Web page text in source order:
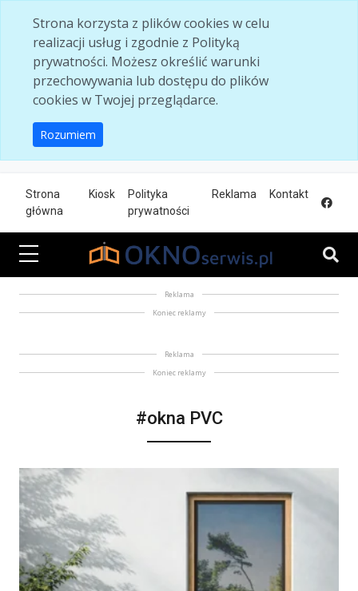
Strona korzysta z plików cookies w celu
realizacji usług i zgodnie z Polityką
prywatności. Możesz określić warunki
przechowywania lub dostępu do plików
cookies w Twojej przeglądarce.
Rozumiem
Strona
główna
Kiosk
Polityka
prywatności
Reklama Kontakt
Reklama
Koniec reklamy
Reklama
Koniec reklamy
#okna PVC